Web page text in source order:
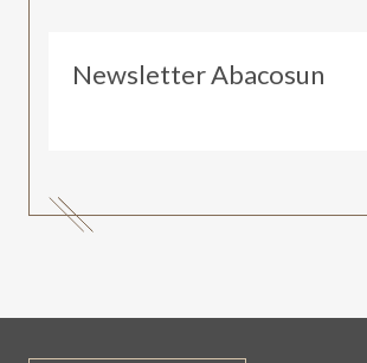
Newsletter Abacosun